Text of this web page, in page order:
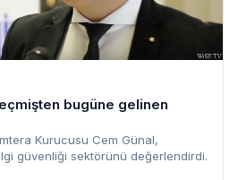
bugüne gelinen
Kurucusu Cem Günal,
güvenliği sektörünü değerlendirdi.